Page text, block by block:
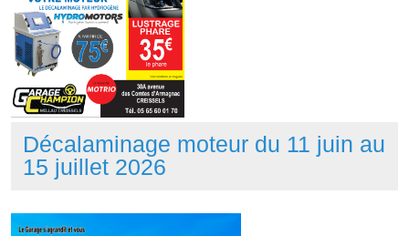
Décalaminage moteur du 11 juin au
15 juillet 2026